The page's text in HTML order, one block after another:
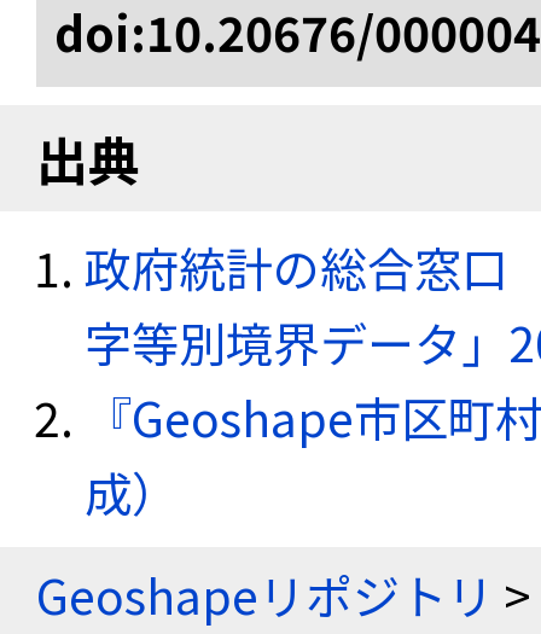
doi:10.20676/
出典
政府統計の総合窓口
字等別境界データ」
『Geoshape市区町
成）
Geoshapeリポジトリ >